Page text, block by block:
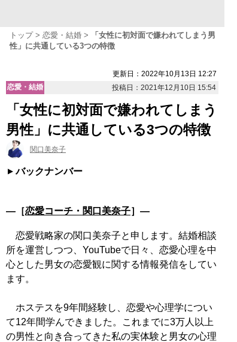
トップ 恋愛・結婚
「女性に初対面で嫌われてしまう男
性」に共通している3つの特徴
更新日：2022年10月13日 12:27
恋愛・結婚
投稿日：2021年12月10日 15:54
「女性に初対面で嫌われてしまう
男性」に共通している3つの特徴
関口美奈子
バックナンバー
―［恋愛コーチ・関口美奈子］―
恋愛戦略家の関口美奈子と申します。結婚相談
所を運営しつつ、YouTubeで日々、恋愛心理を中
心とした男女の恋愛観に関する情報発信をしてい
ます。
ホステスを9年間経験し、恋愛や心理学につい
て12年間学んできました。これまでに3万人以上
の男性と向き合ってきた私の実体験と男女の心理